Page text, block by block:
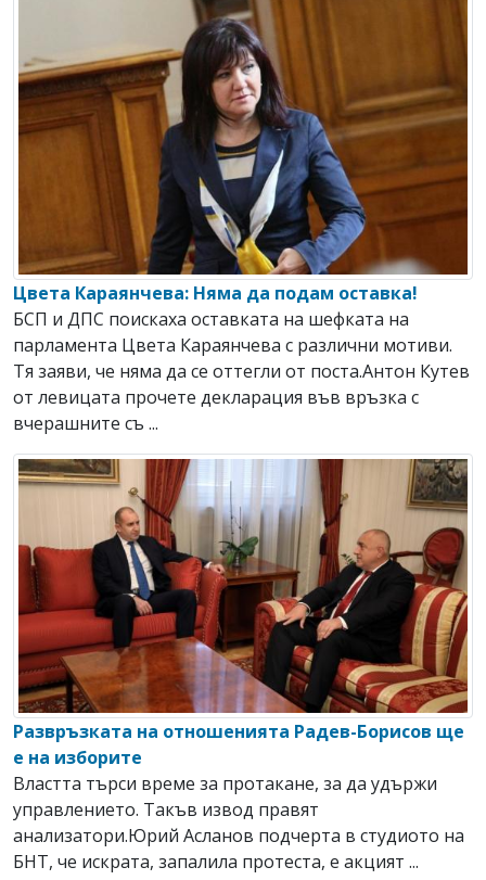
Цвета Караянчева: Няма да подам оставка!
БСП и ДПС поискаха оставката на шефката на
парламента Цвета Караянчева с различни мотиви.
Тя заяви, че няма да се оттегли от поста.Антон Кутев
от левицата прочете декларация във връзка с
вчерашните съ ...
Развръзката на отношенията Радев-Борисов ще
е на изборите
Властта търси време за протакане, за да удържи
управлението. Такъв извод правят
анализатори.Юрий Асланов подчерта в студиото на
БНТ, че искрата, запалила протеста, е акцият ...